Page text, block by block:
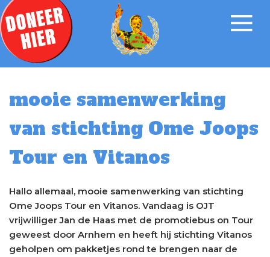
mooie samenwerking
van stichting Ome Joops
Tour en Vitanos
Hallo allemaal, mooie samenwerking van stichting
Ome Joops Tour en Vitanos. Vandaag is OJT
vrijwilliger Jan de Haas met de promotiebus on Tour
geweest door Arnhem en heeft hij stichting Vitanos
geholpen om pakketjes rond te brengen naar de